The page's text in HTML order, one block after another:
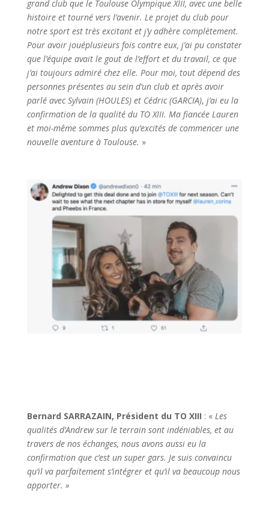
grand club que le Toulouse Olympique XIII, avec une belle
histoire et tournévers l’avenir. Le projet du club pour
notre sport est très excitant et j’y adhère complètement.
Pour avoir jouéplusieurs fois contre eux, j’ai pu constater
que l’équipe avait le gout de l’effort et du travail, ce que
j’ai toujours admiréchez elle. Pour moi, tout dépend des
personnes présentes au sein d’un club et après avoir
parléavec Sylvain (HOULES) et Cédric (GARCIA), j’ai eu la
confirmation de la qualitédu TO XIII. Ma fiancée Lauren
et moi-même sommes plus qu’excités de commencer une
nouvelle aventure àToulouse. »
Bernard SARRAZAIN, Président du TO XIII : « Les
qualités d’Andrew sur le terrain sont indéniables, et au
travers de nos échanges, nous avons aussi eu la
confirmation que c’est un super gars. Je suis convaincu
qu’il va parfaitement s’intégrer et qu’il va beaucoup nous
apporter. »